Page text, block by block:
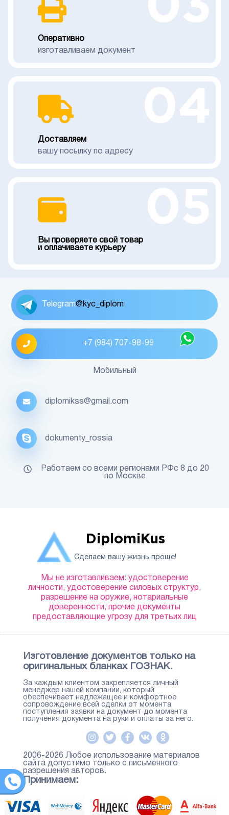
Оперативно
изготавливаем документ
Доставляем
вашу посылку по адресу
Вы проверяете свой товар
и оплачиваете курьеру
DiplomiKus
Сделаем вашу жизнь проще!
Мы не изготавливаем: удостоверение
личности, удостоверение силовых структур,
разрешение на оружие, нотариальные
доверенности, прочие документы
предоставляющие угрозу для третьих лиц
Изготовление документов только на
оригинальных бланках ГОЗНАК.
За каждым клиентом закрепляется личный
менеджер нашей компании, который
обеспечивает надлежащее и комфортное
сопровождение всей сделки от момента
поступления заявки на документ до момента
получения документа на руки и оплаты за него.
2006-2026 Любое использование материалов
сайта допустимо только с письменного
разрешения авторов.
Принимаем:
Telegram@kyc_diplom
+7 (984) 707-98-99
Мобильный
diplomikss@gmail.com
dokumenty_rossia
Работаем со всеми регионами РФс 8 до 20
по Москве